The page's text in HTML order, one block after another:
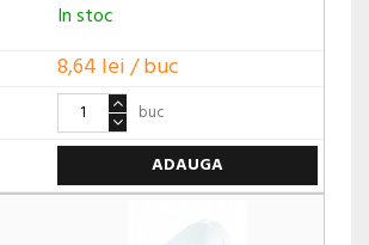
In stoc
8,64 lei / buc
buc
ADAUGA